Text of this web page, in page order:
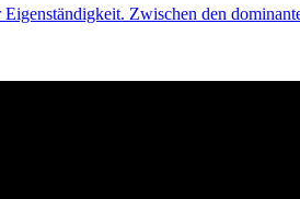
Zwischen den